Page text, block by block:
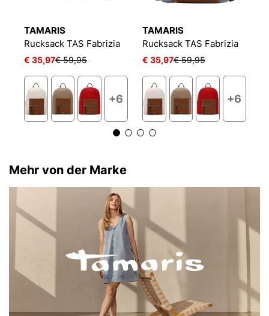
TAMARIS
Rucksack TAS Fabrizia
€ 35,97€ 59,95
+6
TAMARIS
Rucksack TAS Fabrizia
€ 35,97€ 59,95
+6
Mehr von der Marke